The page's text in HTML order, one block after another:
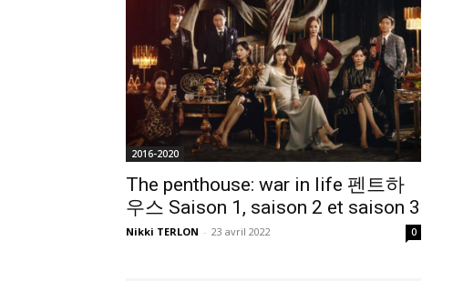
2016-2020
The penthouse: war in life 펜트하
우스 Saison 1, saison 2 et saison 3
Nikki TERLON - 23 avril 2022 0